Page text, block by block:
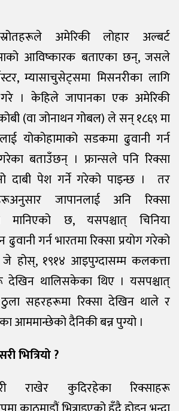
अमेरिकी लोहार अल्बर्ट
आविष्कारक बताएका छन्, जसले
म्यासाचुसेट्समा मिसनरीका लागि
गरे । केहिले जापानका एक अमेरिकी
(वा जोनाथन गोबल) ले सन् १८६९ मा
योकोहामाको सडकमा ढुवानी गर्न
बताउँछन् । फ्रान्सले पनि रिक्सा
दाबी पेश गर्ने गरेको पाइन्छ । तर
जापानलाई अनि रिक्सा
छ, यसपश्चात् चिनिया
ढुवानी गर्न भारतमा रिक्सा प्रयोग गरेको
होस्, १९१४ आइपुग्दासम्म कलकत्ता
देखिन थालिसकेका थिए । यसपश्चात्
ठुला सहरहरूमा रिक्सा देखिन थाले र
आममान्छेको दैनिकी बन्न पुग्यो ।
भित्रियो ?
राखेर कुदिरहेका रिक्साहरू